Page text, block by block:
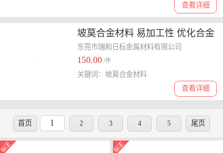
查看详细
坡莫合金材料 易加工性 优化合金
性能
东莞市瑞和日标金属材料有限公司
150.00 /件
查看详细
关键词：坡莫合金材料
首页 1 2 3 4 5 尾页